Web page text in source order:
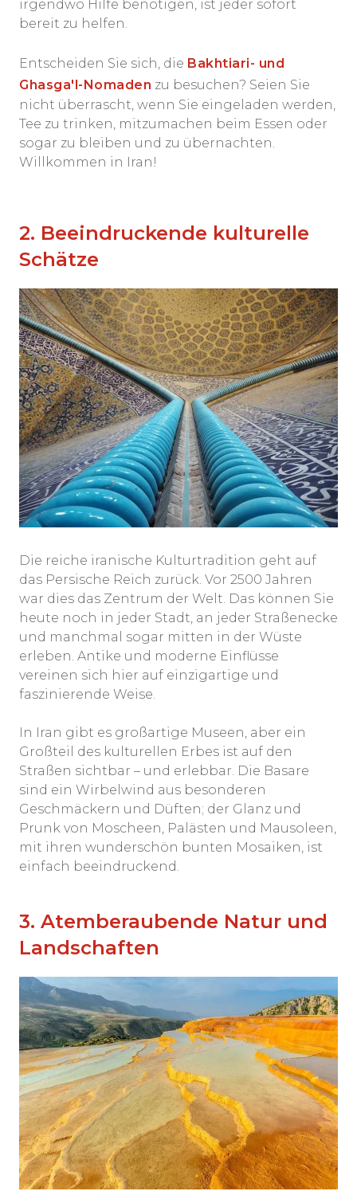
irgendwo Hilfe benötigen, ist jeder sofort
bereit zu helfen.
Entscheiden Sie sich, die Bakhtiari- und
Ghasga'l-Nomaden zu besuchen? Seien Sie
nicht überrascht, wenn Sie eingeladen werden,
Tee zu trinken, mitzumachen beim Essen oder
sogar zu bleiben und zu übernachten.
Willkommen in Iran!
2. Beeindruckende kulturelle
Schätze
Die reiche iranische Kulturtradition geht auf
das Persische Reich zurück. Vor 2500 Jahren
war dies das Zentrum der Welt. Das können Sie
heute noch in jeder Stadt, an jeder Straßenecke
und manchmal sogar mitten in der Wüste
erleben. Antike und moderne Einflüsse
vereinen sich hier auf einzigartige und
faszinierende Weise.
In Iran gibt es großartige Museen, aber ein
Großteil des kulturellen Erbes ist auf den
Straßen sichtbar – und erlebbar. Die Basare
sind ein Wirbelwind aus besonderen
Geschmäckern und Düften; der Glanz und
Prunk von Moscheen, Palästen und Mausoleen,
mit ihren wunderschön bunten Mosaiken, ist
einfach beeindruckend.
3. Atemberaubende Natur und
Landschaften